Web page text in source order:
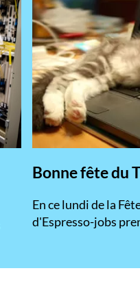
Bonne fête du
En ce lundi de la
d'Espresso-jobs